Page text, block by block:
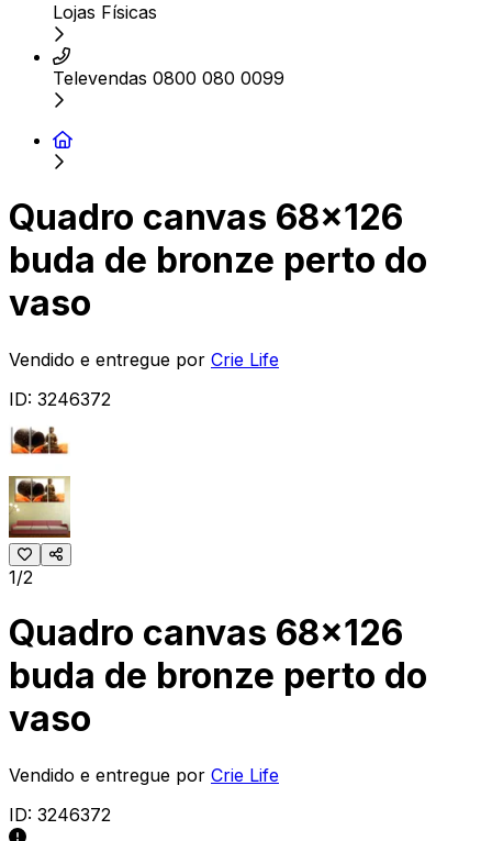
Lojas Físicas
Televendas 0800 080 0099
Quadro canvas 68x126
buda de bronze perto do
vaso
Vendido e entregue por Crie Life
ID: 3246372
1/2
Quadro canvas 68x126
buda de bronze perto do
vaso
Vendido e entregue por Crie Life
ID: 3246372